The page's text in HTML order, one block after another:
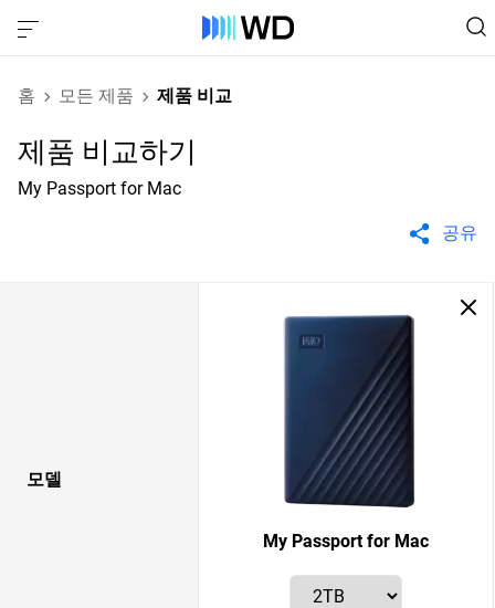
홈 모든 제품 제품 비교
제품 비교하기
My Passport for Mac
공유
모델
My Passport for Mac